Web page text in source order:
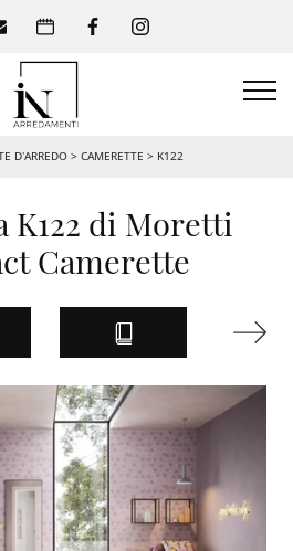
D’ARREDO> CAMERETTE > K122
K122 di Moretti
Camerette